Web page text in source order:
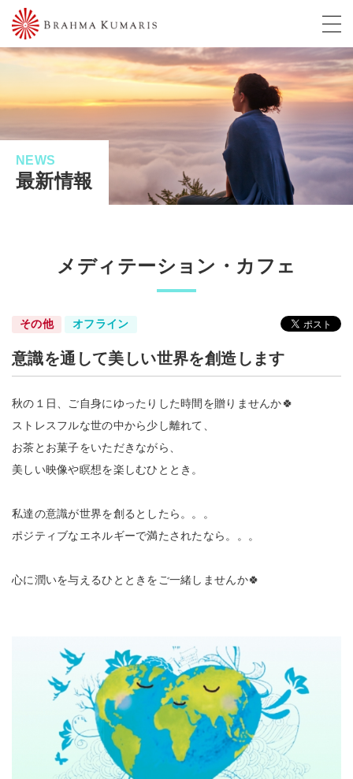
NEWS
最新情報
メディテーション・カフェ
その他 オフライン
意識を通して美しい世界を創造します
秋の１日、ご自身にゆったりした時間を贈りませんか🍀
ストレスフルな世の中から少し離れて、
お茶とお菓子をいただきながら、
美しい映像や瞑想を楽しむひととき。
私達の意識が世界を創るとしたら。。。
ポジティブなエネルギーで満たされたなら。。。
心に潤いを与えるひとときをご一緒しませんか🍀